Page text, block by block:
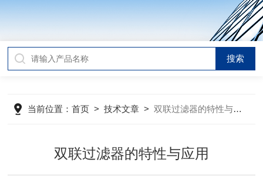
当前位置：首页 >技术文章 > 双联过滤器的特性与应用
双联过滤器的特性与应用